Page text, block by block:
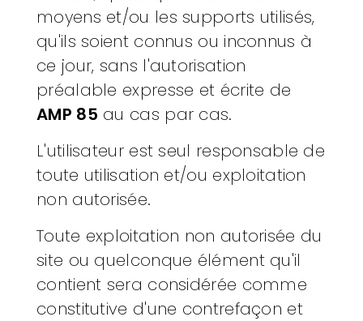
moyens et/ou les supports utilisés,
qu'ils soient connus ou inconnus à
ce jour, sans l'autorisation
préalable expresse et écrite de
AMP 85 au cas par cas.
L'utilisateur est seul responsable de
toute utilisation et/ou exploitation
non autorisée.
Toute exploitation non autorisée du
site ou quelconque élément qu'il
contient sera considérée comme
constitutive d'une contrefaçon et